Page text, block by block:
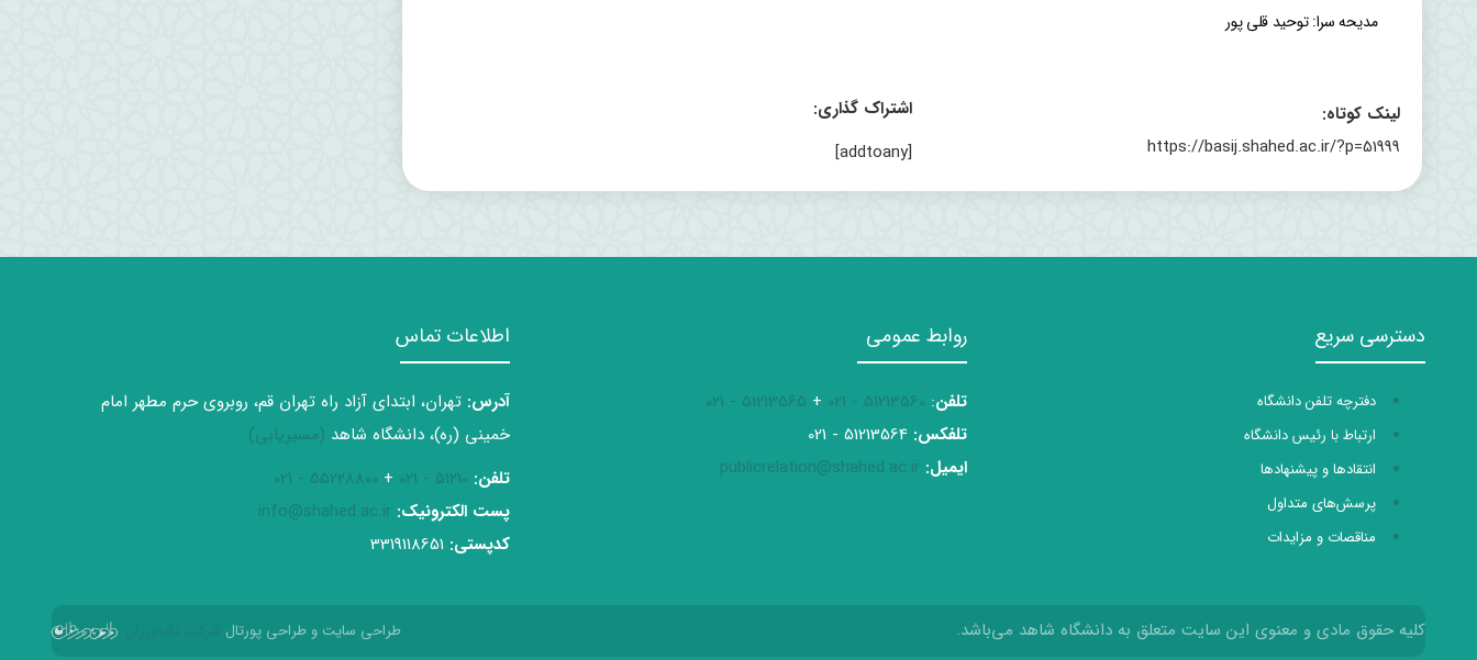
مدیحه سرا: توحید قلی پور
لینک کوتاه:
https://basij.shahed.ac.ir/?p=51999
اشتراک گذاری:
[addtoany]
دسترسی سریع
دفترچه تلفن دانشگاه
ارتباط با رئیس دانشگاه
انتقادها و پیشنهادها
پرسش‌های متداول
مناقصات و مزایدات
روابط عمومی
تلفن:
51213560 - 021
+
51213565 - 021
تلفکس:
ایمیل: publicrelation@shahed.ac.ir
اطلاعات تماس
آدرس: تهران، ابتدای آزاد راه تهران قم، روبروی حرم مطهر امام
خمینی (ره)، دانشگاه شاهد (مسیریابی)
تلفن: 51210 - 021
+
55228800 - 021
پست الکترونیک: info@shahed.ac.ir
کدپستی:
کلیه حقوق مادی و معنوی این سایت متعلق به دانشگاه شاهد می‌باشد. طراحی سایت و طراحی پورتال